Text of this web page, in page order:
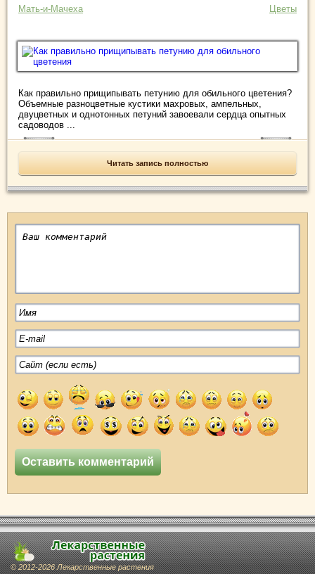
Мать-и-Мачеха Цветы
Как правильно прищипывать петунию для обильного цветения?
Объемные разноцветные кустики махровых, ампельных,
двуцветных и однотонных петуний завоевали сердца опытных
садоводов ...
Читать запись полностью
© 2012-2026 Лекарственные растения